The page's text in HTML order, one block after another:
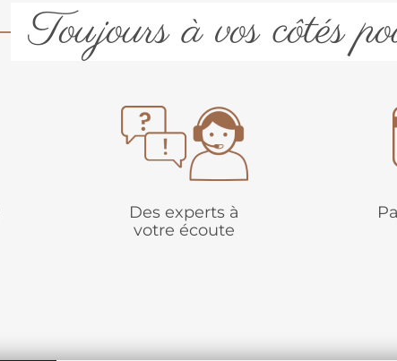
Toujours à vos côtés
Des experts à
votre écoute